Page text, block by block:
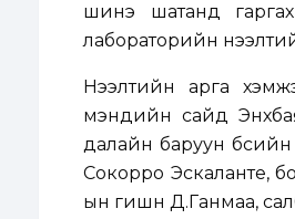
шинэ шатанд
лабораторийн
Нээлтийн арга
мэндийн сайд
далайн баруун
Сокорро Эскаланте,
ын гишүүн Д.Ганмаа,